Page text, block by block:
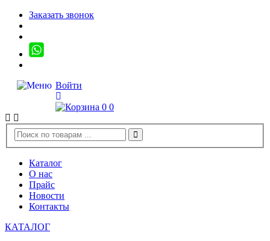
Заказать звонок
Войти
0 0
Каталог
О нас
Прайс
Новости
Контакты
КАТАЛОГ